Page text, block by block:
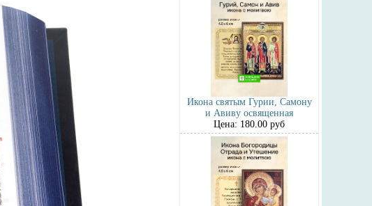
Икона святым Гурии, Самону
и Авиву освященная
Цена: 180.00 руб